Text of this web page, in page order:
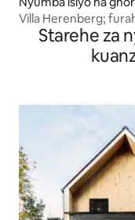
Villa Herenberg;
Starehe za